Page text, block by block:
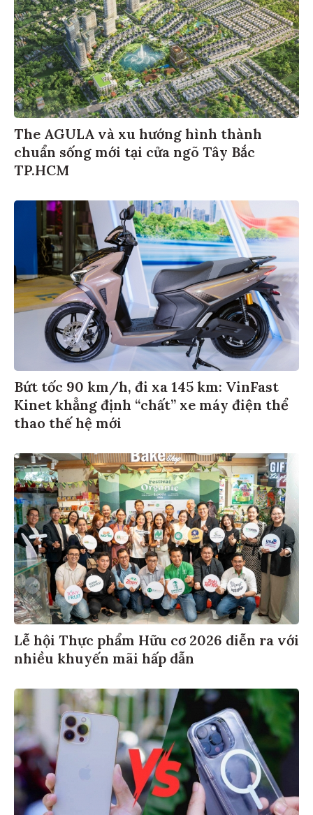
The AGULA và xu hướng hình thành
chuẩn sống mới tại cửa ngõ Tây Bắc
TP.HCM
Bứt tốc 90 km/h, đi xa 145 km: VinFast
Kinet khẳng định “chất” xe máy điện thể
thao thế hệ mới
Lễ hội Thực phẩm Hữu cơ 2026 diễn ra với
nhiều khuyến mãi hấp dẫn